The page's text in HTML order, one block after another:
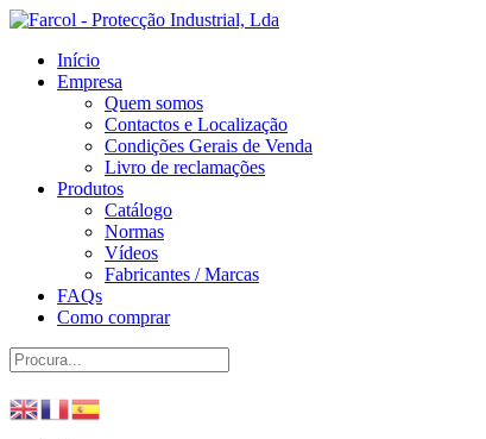
Início
Empresa
Quem somos
Contactos e Localização
Condições Gerais de Venda
Livro de reclamações
Produtos
Catálogo
Normas
Vídeos
Fabricantes / Marcas
FAQs
Como comprar